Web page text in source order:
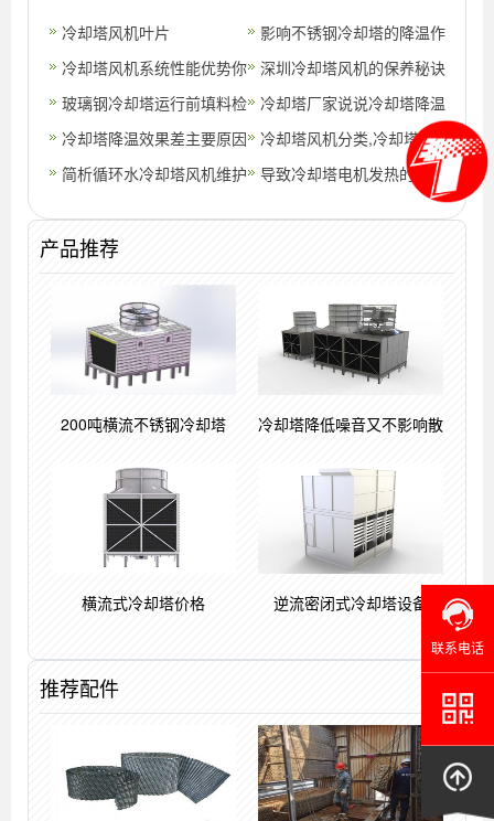
冷却塔风机叶片
影响不锈钢冷却塔的降温作
用的好坏原因
冷却塔风机系统性能优势你
真的知道吗？？(冷却塔风
机正确的转向
深圳冷却塔风机的保养秘诀
(深圳冷却塔填料维修)
玻璃钢冷却塔运行前填料检
查工作的重要性
冷却塔厂家说说冷却塔降温
效果差的主要原因(靠谱的
冷却塔设
冷却塔降温效果差主要原因
冷却塔风机分类,冷却塔风
机维修方法
简析循环水冷却塔风机维护
导致冷却塔电机发热的原因
产品推荐
200吨横流不锈钢冷却塔 冷却塔降低噪音又不影响散
横流式冷却塔价格 逆流密闭式冷却塔设备
推荐配件
联系电话